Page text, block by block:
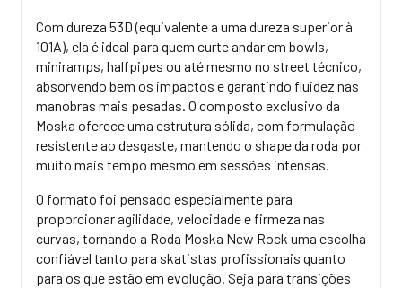
Com dureza 53D (equivalente a uma dureza superior à
101A), ela é ideal para quem curteandar em bowls,
miniramps, halfpipes ou até mesmo no street técnico,
absorvendo bem os impactos e garantindo fluidez nas
manobras mais pesadas. O composto exclusivo da
Moska oferece uma estrutura sólida, com formulação
resistente ao desgaste, mantendo o shape da roda por
muito mais tempo mesmo em sessões intensas.
O formato foi pensado especialmente para
proporcionar agilidade, velocidade e firmeza nas
curvas, tornando a Roda Moska New Rock uma escolha
confiável tanto para skatistas profissionais quanto
para os que estão em evolução. Seja para transições